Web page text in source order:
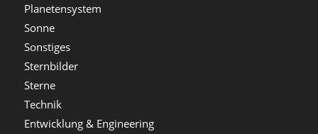
Planetensystem
Sonne
Sonstiges
Sternbilder
Sterne
Technik
Entwicklung & Engineering